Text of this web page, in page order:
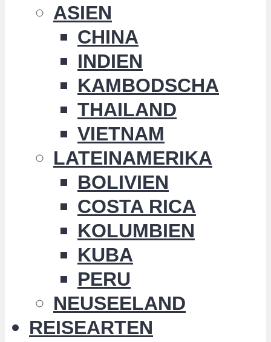
ASIEN
CHINA
INDIEN
KAMBODSCHA
THAILAND
VIETNAM
LATEINAMERIKA
BOLIVIEN
COSTA RICA
KOLUMBIEN
KUBA
PERU
NEUSEELAND
REISEARTEN